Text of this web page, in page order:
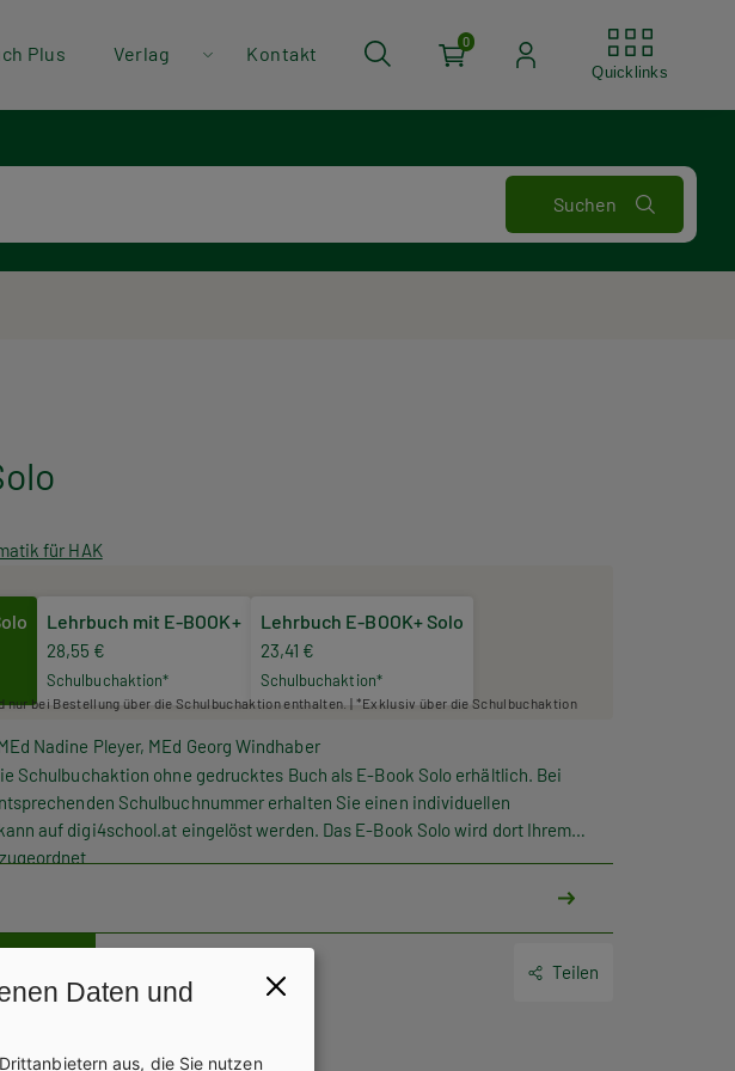
Plus Verlag Kontakt
0
Quicklinks
für HAK
Lehrbuch mit E-BOOK+
28,55 €
Schulbuchaktion*
Lehrbuch E-BOOK+ Solo
23,41 €
Schulbuchaktion*
nur bei Bestellung über die Schulbuchaktion enthalten. | *Exklusiv über die Schulbuchaktion
Nadine Pleyer, MEd Georg Windhaber
Schulbuchaktion ohne gedrucktes Buch als E-Book Solo erhältlich. Bei
Schulbuchnummer erhalten Sie einen individuellen
auf digi4school.at eingelöst werden. Das E-Book Solo wird dort Ihrem
Teilen
Daten und
aus, die Sie nutzen